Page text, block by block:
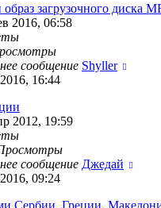
загрузочного диска
2016, 06:58
сообщение Shyller
16:44
2012, 19:59
сообщение Джедай
09:24
Сербии, Греции,